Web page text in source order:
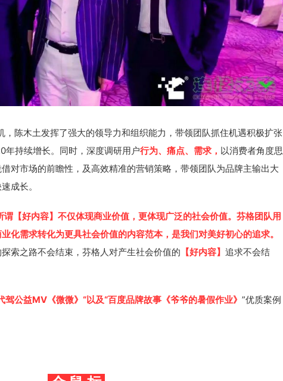
陈木土发挥了强大的领导力和组织能力，带领团队抓住机遇积极扩张
持续增长。同时，深度调研用户行为、痛点、需求， 以消费者角度思
对市场的前瞻性，及高效精准的营销策略，带领团队为品牌主输出大
成长。
谓 【好内容】 不仅体现商业价值，更体现广泛的社会价值。芬格团队用
化需求转化为更具社会价值的内容范本，是我们对美好初心的追求。
索之路不会结束，芬格人对产生社会价值的 【好内容】 追求不会结
驾公益MV《微微》“以及“百度品牌故事《爷爷的暑假作业》 ”优质案例